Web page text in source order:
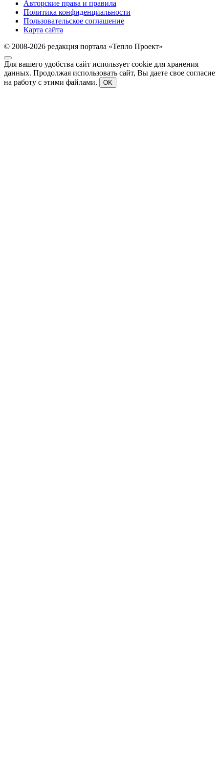
Авторские права и правила
Политика конфиденциальности
Пользовательское соглашение
Карта сайта
© 2008-2026 редакция портала «Тепло Проект»
Для вашего удобства сайт использует cookie для хранения
данных. Продолжая использовать сайт, Вы даете свое согласие
на работу с этими файлами.
OK